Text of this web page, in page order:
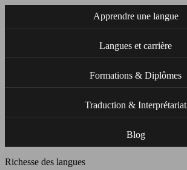
Apprendre une langue
Langues et carrière
Formations & Diplômes
Traduction & Interprétariat
Blog
Richesse des langues